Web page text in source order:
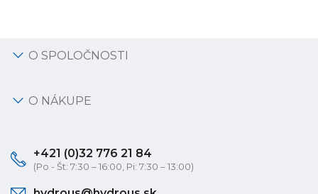
O SPOLOČNOSTI
O NÁKUPE
+421 (0)32 776 21 84
(Po - Št: 7:30 – 16:00, Pi: 7:30 – 13:00)